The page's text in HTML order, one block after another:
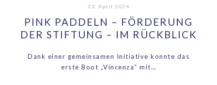
23. April 2024
PINK PADDELN – FÖRDERUNG
DER STIFTUNG – IM RÜCKBLICK
Dank einer gemeinsamen Initiative konnte das
erste Boot „Vincenza“ mit…